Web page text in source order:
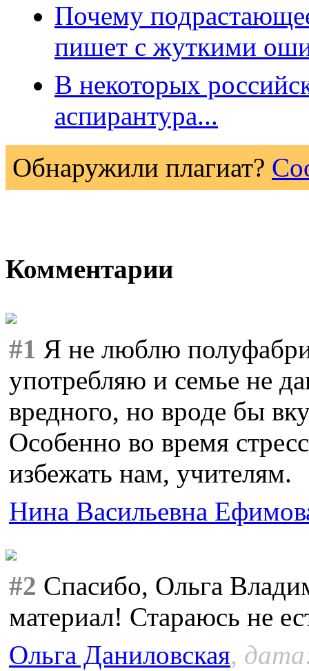
Почему
пишет с жуткими
В некоторых
аспирантура...
Обнаружили плагиат?
Комментарии
#1 Я не люблю
употребляю и семье не
вредного, но вроде бы
Особенно во время
избежать нам, учителям.
Нина Васильевна
#2 Спасибо, Ольга
материал! Стараюсь не
Ольга Даниловская,